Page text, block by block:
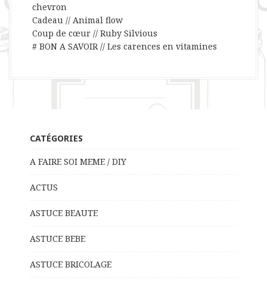
chevron
Cadeau // Animal flow
Coup de cœur // Ruby Silvious
# BON A SAVOIR // Les carences en vitamines
CATÉGORIES
A FAIRE SOI MEME / DIY
ACTUS
ASTUCE BEAUTE
ASTUCE BEBE
ASTUCE BRICOLAGE